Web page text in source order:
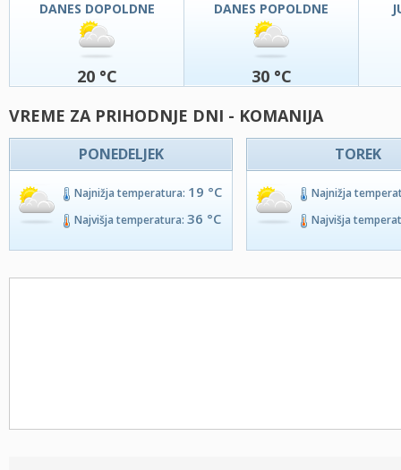
DANES DOPOLDNE
20 °C
DANES POPOLDNE
30 °C
VREME ZA PRIHODNJE DNI - KOMANIJA
PONEDELJEK
Najnižja temperatura: 19 °C
Najvišja temperatura: 36 °C
TOREK
Najnižja
Najvišja